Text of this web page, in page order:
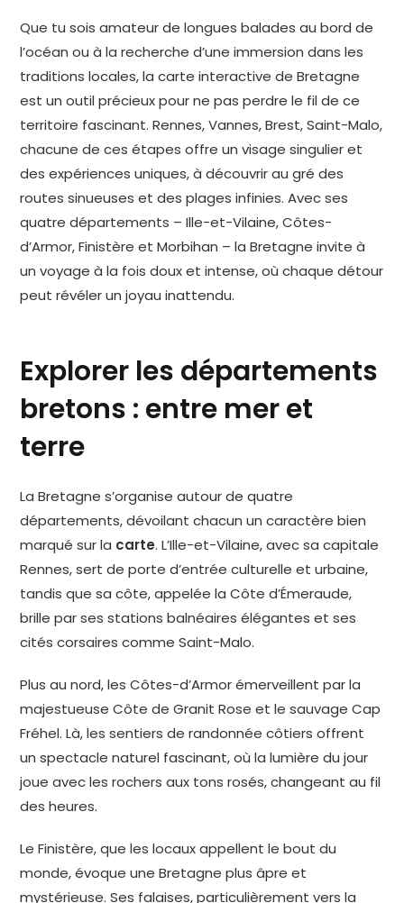
Que tu sois amateur de longues balades au bord de
l’océan ou à la recherche d’une immersion dans les
traditions locales, la carte interactive de Bretagne
est un outil précieux pour ne pas perdre le fil de ce
territoire fascinant. Rennes, Vannes, Brest, Saint-Malo,
chacune de ces étapes offre un visage singulier et
des expériences uniques, à découvrir au gré des
routes sinueuses et des plages infinies. Avec ses
quatre départements – Ille-et-Vilaine, Côtes-
d’Armor, Finistère et Morbihan – la Bretagne invite à
un voyage à la fois doux et intense, où chaque détour
peut révéler un joyau inattendu.
Explorer les départements
bretons : entre mer et
terre
La Bretagne s’organise autour de quatre
départements, dévoilant chacun un caractère bien
marqué sur la carte. L’Ille-et-Vilaine, avec sa capitale
Rennes, sert de porte d’entrée culturelle et urbaine,
tandis que sa côte, appelée la Côte d’Émeraude,
brille par ses stations balnéaires élégantes et ses
cités corsaires comme Saint-Malo.
Plus au nord, les Côtes-d’Armor émerveillent par la
majestueuse Côte de Granit Rose et le sauvage Cap
Fréhel. Là, les sentiers de randonnée côtiers offrent
un spectacle naturel fascinant, où la lumière du jour
joue avec les rochers aux tons rosés, changeant au fil
des heures.
Le Finistère, que les locaux appellent le bout du
monde, évoque une Bretagne plus âpre et
mystérieuse. Ses falaises, particulièrement vers la